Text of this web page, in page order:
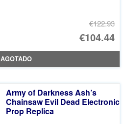
€122.93
El
€104.44
El
AGOTADO
Army of Darkness Ash’s
Chainsaw Evil Dead Electronic
Prop Replica